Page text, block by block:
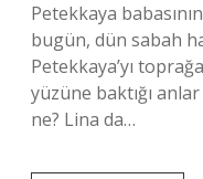
Petekkaya
bugün, dün sabah
Petekkaya’yı
yüzüne baktığı
ne? Lina da…